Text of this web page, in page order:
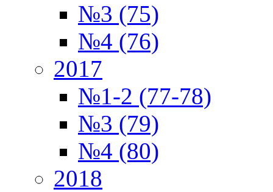
№3 (75)
№4 (76)
2017
№1-2 (77-78)
№3 (79)
№4 (80)
2018